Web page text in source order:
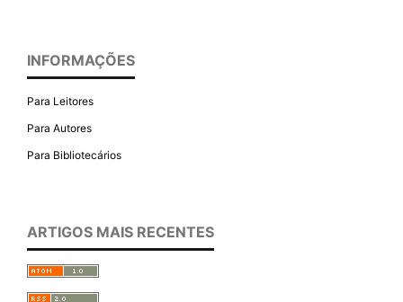
INFORMAÇÕES
Para Leitores
Para Autores
Para Bibliotecários
ARTIGOS MAIS RECENTES